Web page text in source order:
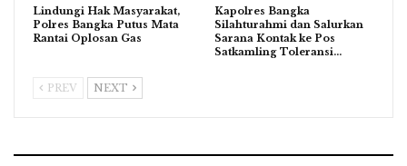
Lindungi Hak Masyarakat,
Polres Bangka Putus Mata
Rantai Oplosan Gas
Kapolres Bangka
Silahturahmi dan Salurkan
Sarana Kontak ke Pos
Satkamling Toleransi…
PREV NEXT